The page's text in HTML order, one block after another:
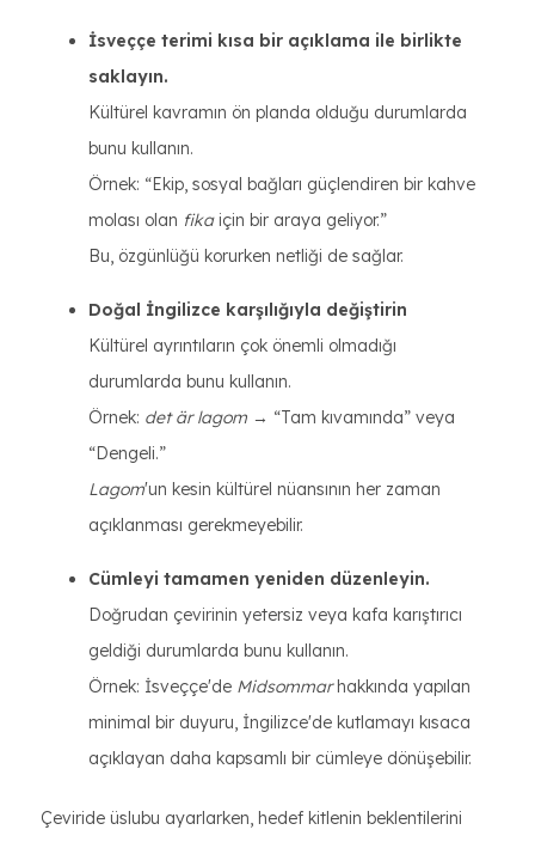
İsveççe terimi kısa bir açıklama ile birlikte
saklayın.
Kültürel kavramın ön planda olduğu durumlarda
bunu kullanın.
Örnek: “Ekip, sosyal bağları güçlendiren bir kahve
molası olan fikaiçin bir araya geliyor.”
Bu, özgünlüğü korurken netliği de sağlar.
Doğal İngilizce karşılığıyla değiştirin
Kültürel ayrıntıların çok önemli olmadığı
durumlarda bunu kullanın.
Örnek: det är lagom → “Tam kıvamında” veya
“Dengeli.”
Lagom'un kesin kültürel nüansının her zaman
açıklanması gerekmeyebilir.
Cümleyi tamamen yeniden düzenleyin.
Doğrudan çevirinin yetersiz veya kafa karıştırıcı
geldiği durumlarda bunu kullanın.
Örnek: İsveççe'de Midsommarhakkında yapılan
minimal bir duyuru, İngilizce'de kutlamayı kısaca
açıklayan daha kapsamlı bir cümleye dönüşebilir.
Çeviride üslubu ayarlarken, hedef kitlenin beklentilerini